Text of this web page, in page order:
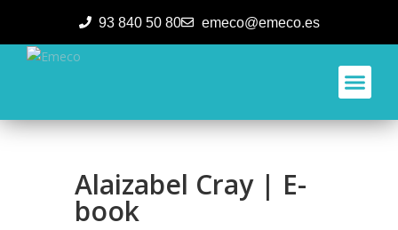
93 840 50 80 emeco@emeco.es
Alaizabel Cray | E-
book